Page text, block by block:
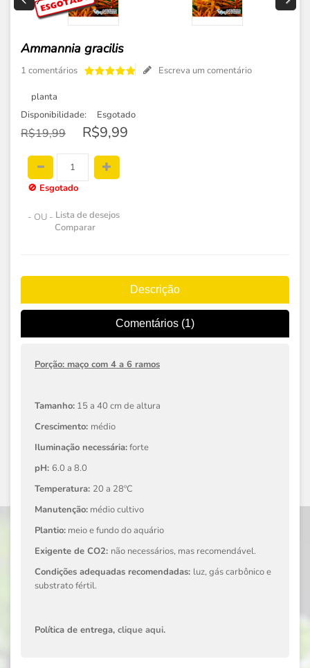
Ammannia gracilis
1 comentários Escreva um comentário
planta
Disponibilidade:
Esgotado
R$19,99 R$9,99
🚫 Esgotado
- OU - Lista de desejos
Comparar
Descrição
Comentários (1)
Porção: maço com 4 a 6 ramos
Tamanho: 15 a 40 cm de altura
Crescimento: médio
Iluminação necessária:forte
pH: 6.0 a 8.0
Temperatura: 20 a 28ºC
Manutenção: médio cultivo
Plantio: meio e fundo do aquário
Exigente de CO2: não necessários, mas recomendável.
Condições adequadas recomendadas: luz, gás carbônico e
substrato fértil.
Política de entrega, clique aqui.